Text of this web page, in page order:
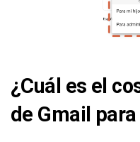
¿Cuál es el
de Gmail